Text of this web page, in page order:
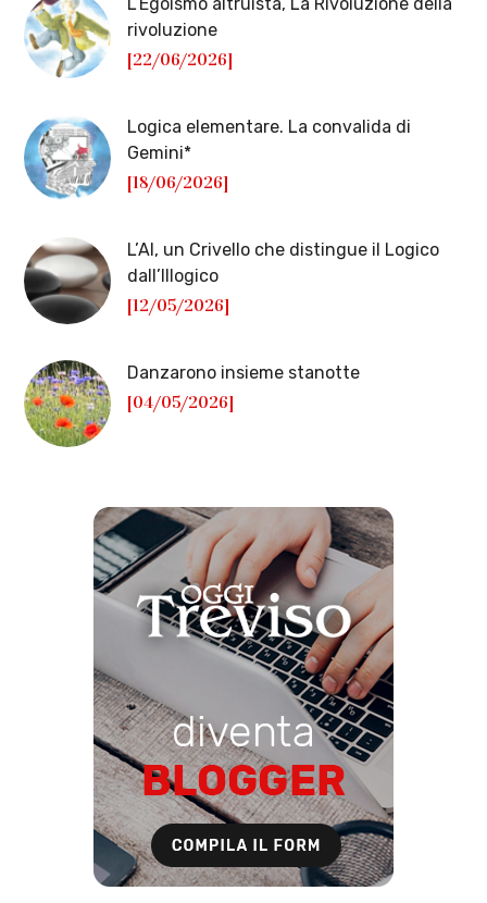
rivoluzione
[22/06/2026]
Logica elementare. La convalida di
Gemini*
[18/06/2026]
L’AI, un Crivello che distingue il Logico
dall’Illogico
[12/05/2026]
Danzarono insieme stanotte
[04/05/2026]